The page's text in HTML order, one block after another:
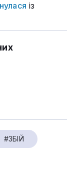
із
#ЗБІЙ